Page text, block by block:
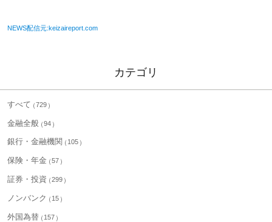
NEWS配信元:keizaireport.com
カテゴリ
すべて 729
金融全般 94
銀行・金融機関 105
保険・年金 57
証券・投資 299
ノンバンク 15
外国為替 157